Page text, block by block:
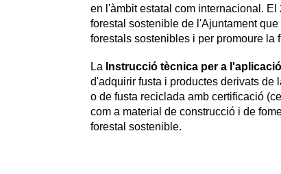
en l'àmbit estatal com internacional.
forestal sostenible de l'Ajuntament
forestals sostenibles i per promoure la
La Instrucció tècnica per a
d'adquirir fusta i productes derivats de
o de fusta reciclada amb certificació
com a material de construcció i de
forestal sostenible.